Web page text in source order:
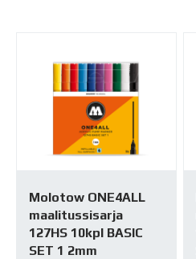
Molotow ONE4ALL
maalitussisarja
127HS 10kpl BASIC
SET 1 2mm